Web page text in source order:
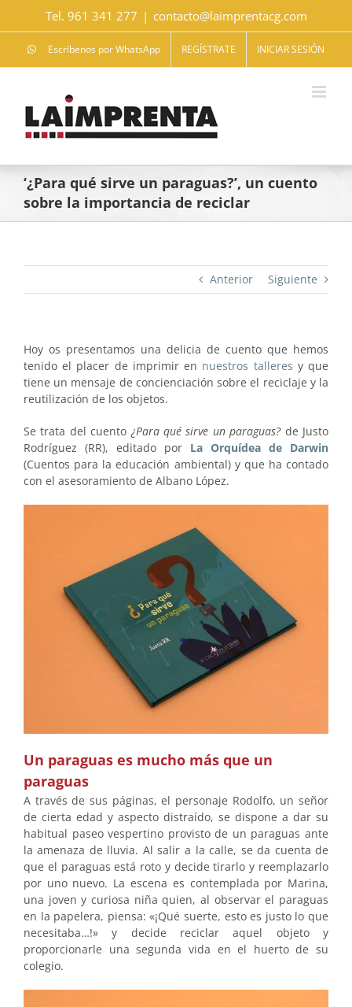
Tel. 961 341 277 | contacto@laimprentacg.com
Escríbenos por WhatsApp REGÍSTRATE INICIAR SESIÓN
‘¿Para qué sirve un paraguas?’, un cuento
sobre la importancia de reciclar
Anterior Siguiente
Hoy os presentamos una delicia de cuento que hemos
tenido el placer de imprimir en nuestros talleres y que
tiene un mensaje de concienciación sobre el reciclaje y la
reutilización de los objetos.
Se trata del cuento ¿Para qué sirve un paraguas?de Justo
Rodríguez (RR), editado por La Orquídea de Darwin
(Cuentos para la educación ambiental) y que ha contado
con el asesoramiento de Albano López.
Un paraguas es mucho más que un
paraguas
A través de sus páginas, el personaje Rodolfo, un señor
de cierta edad y aspecto distraído, se dispone a dar su
habitual paseo vespertino provisto de un paraguas ante
la amenaza de lluvia. Al salir a la calle, se da cuenta de
que el paraguas está roto y decide tirarlo y reemplazarlo
por uno nuevo. La escena es contemplada por Marina,
una joven y curiosa niña quien, al observar el paraguas
en la papelera, piensa: «¡Qué suerte, esto es justo lo que
necesitaba…!» y decide reciclar aquel objeto y
proporcionarle una segunda vida en el huerto de su
colegio.